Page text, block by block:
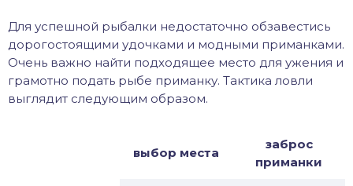
Для успешной рыбалки недостаточно обзавестись
дорогостоящими удочками и модными приманками.
Очень важно найти подходящее место для ужения и
грамотно подать рыбе приманку. Тактика ловли
выглядит следующим образом.
выбор места
заброс
приманки